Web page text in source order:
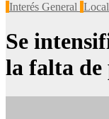
Interés General
Se
la falta de